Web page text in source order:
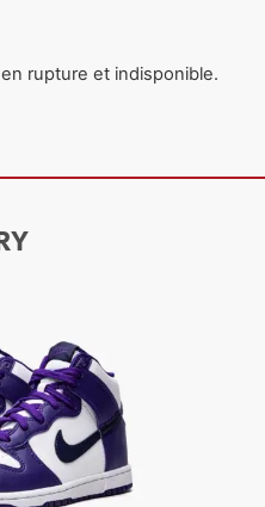
rupture et indisponible.